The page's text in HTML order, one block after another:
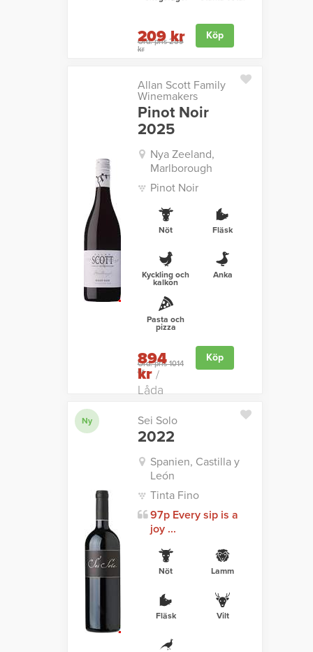
Ord. pris 259
kr
209 kr Köp
Allan Scott Family
Winemakers
Pinot Noir
2025
Nya Zeeland,
Marlborough
Pinot Noir
Nöt Fläsk
Kyckling och
kalkon
Anka
Pasta och
pizza
Ord. pris 1014
kr
894
kr/
Låda
Köp
Ny Sei Solo
2022
Spanien, Castilla y
León
Tinta Fino
97p Every sip is a
joy ...
Nöt Lamm
Fläsk Vilt